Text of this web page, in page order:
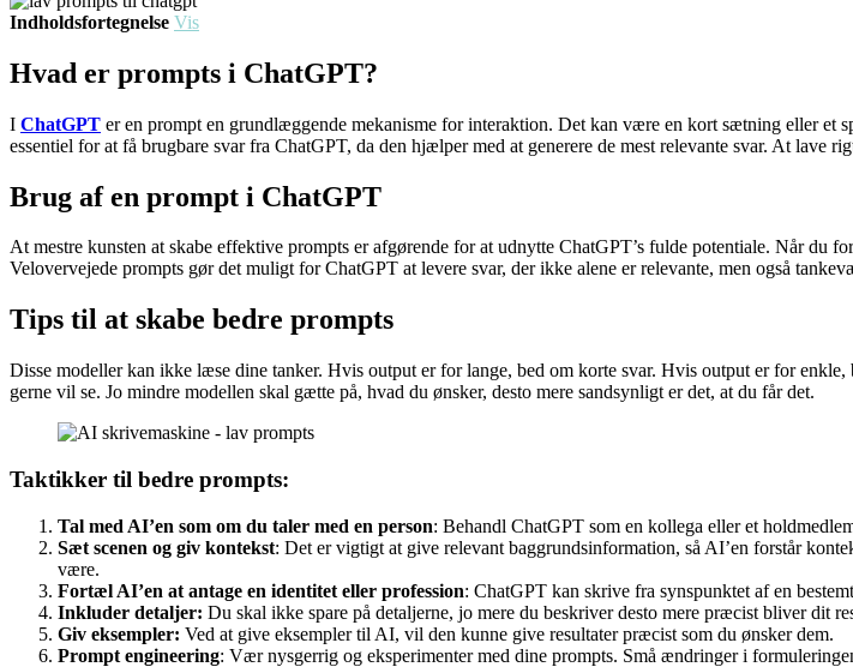
Indholdsfortegnelse Vis
Hvad er prompts i ChatGPT?
I ChatGPT er en prompt en grundlæggende mekanisme for interaktion. Det kan være en kort sætning eller et
essentiel for at få brugbare svar fra ChatGPT, da den hjælper med at generere de mest relevante svar​. At lave
Brug af en prompt i ChatGPT
At mestre kunsten at skabe effektive prompts er afgørende for at udnytte ChatGPT’s fulde potentiale. Når du
Velovervejede prompts gør det muligt for ChatGPT at levere svar, der ikke alene er relevante, men også
Tips til at skabe bedre prompts
Disse modeller kan ikke læse dine tanker. Hvis output er for lange, bed om korte svar. Hvis output er for
gerne vil se. Jo mindre modellen skal gætte på, hvad du ønsker, desto mere sandsynligt er det, at du får det.
Taktikker til bedre prompts:
Tal med AI’en som om du taler med en person: Behandl ChatGPT som en kollega eller et
Sæt scenen og giv kontekst: Det er vigtigt at give relevant baggrundsinformation, så AI’en forstår
være​.
Fortæl AI’en at antage en identitet eller profession: ChatGPT kan skrive fra synspunktet af en
Inkluder detaljer: Du skal ikke spare på detaljerne, jo mere du beskriver desto mere præcist bliver dit
Giv eksempler: Ved at give eksempler til AI, vil den kunne give resultater præcist som du ønsker dem.
Prompt engineering: Vær nysgerrig og eksperimenter med dine prompts. Små ændringer i